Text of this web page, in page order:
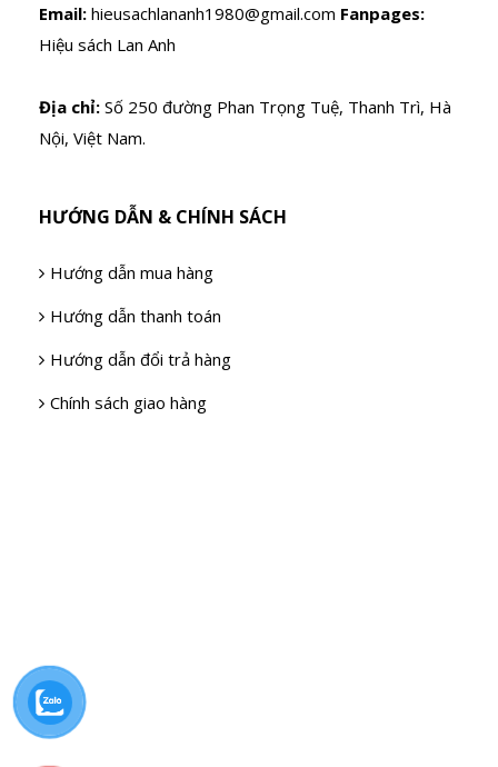
Email: hieusachlananh1980@gmail.com Fanpages:
Hiệu sách Lan Anh
Địa chỉ: Số 250 đường Phan Trọng Tuệ, Thanh Trì, Hà
Nội, Việt Nam.
HƯỚNG DẪN & CHÍNH SÁCH
Hướng dẫn mua hàng
Hướng dẫn thanh toán
Hướng dẫn đổi trả hàng
Chính sách giao hàng